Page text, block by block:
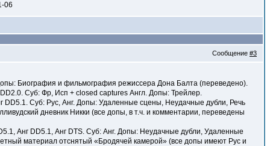
06
Сообщение #3
Биография и фильмография режиссера Дона Балта (переведено).
Суб: Фр, Исп + closed captures Англ. Допы: Трейлер.
Суб: Рус, Анг. Допы: Удаленные сцены, Неудачные дубли, Речь
дневник Никки (все допы, в т.ч. и комментарии, переведены
Анг DD5.1, Анг DTS. Суб: Анг. Допы: Неудачные дубли, Удаленные
материал отснятый «Бродячей камерой» (все допы имеют Рус и